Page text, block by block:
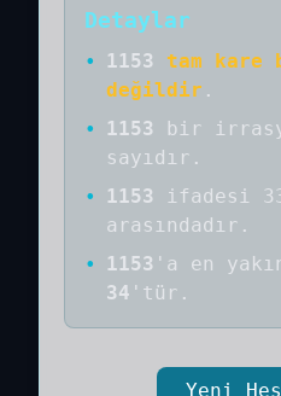
Detaylar
• 1153
tam kare
değildir .
•
1153 bir
sayıdır .
•
1153
ifadesi
arasındadır.
•
1153 'a en
34 'tür.
Yeni